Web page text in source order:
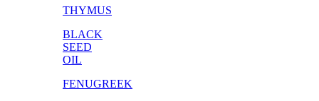
THYMUS
BLACK
SEED
OIL
FENUGREEK